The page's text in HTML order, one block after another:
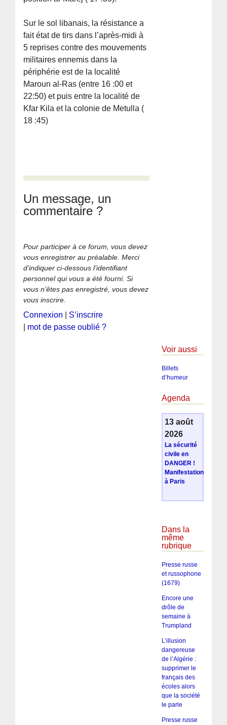
Sur le sol libanais, la résistance a
fait état de tirs dans l’après-midi à
5 reprises contre des mouvements
militaires ennemis dans la
périphérie est de la localité
Maroun al-Ras (entre 16 :00 et
22:50) et puis entre la localité de
Kfar Kila et la colonie de Metulla (
18 :45)
Un message, un
commentaire ?
Pour participer à ce forum, vous devez
vous enregistrer au préalable. Merci
d’indiquer ci-dessous l’identifiant
personnel qui vous a été fourni. Si
vous n’êtes pas enregistré, vous devez
vous inscrire.
Connexion
S’inscrire
mot de passe oublié ?
Voir aussi
Billets
d’humeur
Agenda
13 août
2026
La sécurité
civile en
DANGER !
Manifestation
à Paris
Dans la
même
rubrique
Presse russe
et russophone
(1679)
Encore une
drôle de
semaine à
Trumpland
L’illusion
dangereuse
de l’Algérie :
supprimer le
français des
écoles alors
que la société
le parle
Presse russe